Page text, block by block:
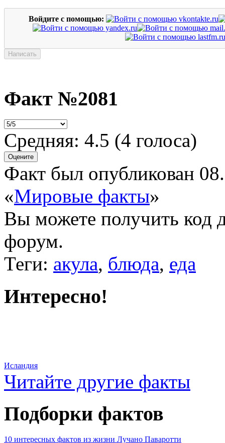
Войдите с помощью:
Факт №2081
Средняя: 4.5 (4 голоса)
Факт был опубликован
«Мировые факты»
Вы можете получить код
форум.
Теги: акула, блюда, еда
Интересно!
Исландия
Читайте другие факты
Подборки фактов
10 интересных фактов из жизни Лучано Паваротти